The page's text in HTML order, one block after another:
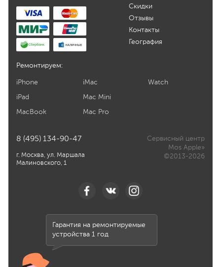
Скидки
Отзывы
Контакты
География
Ремонтируем:
iPhone
iPad
MacBook
iMac
Mac Mini
Mac Pro
Watch
8 (495) 134-90-47
г. Москва, ул. Маршала
Малиновского, 1
Сервисный центр
Mos Apple»
©2013-2026
Гарантия на ремонтируемые
устройства 1 год